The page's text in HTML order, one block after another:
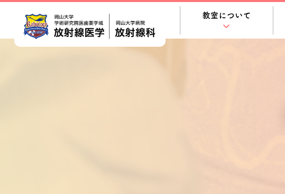
教室について